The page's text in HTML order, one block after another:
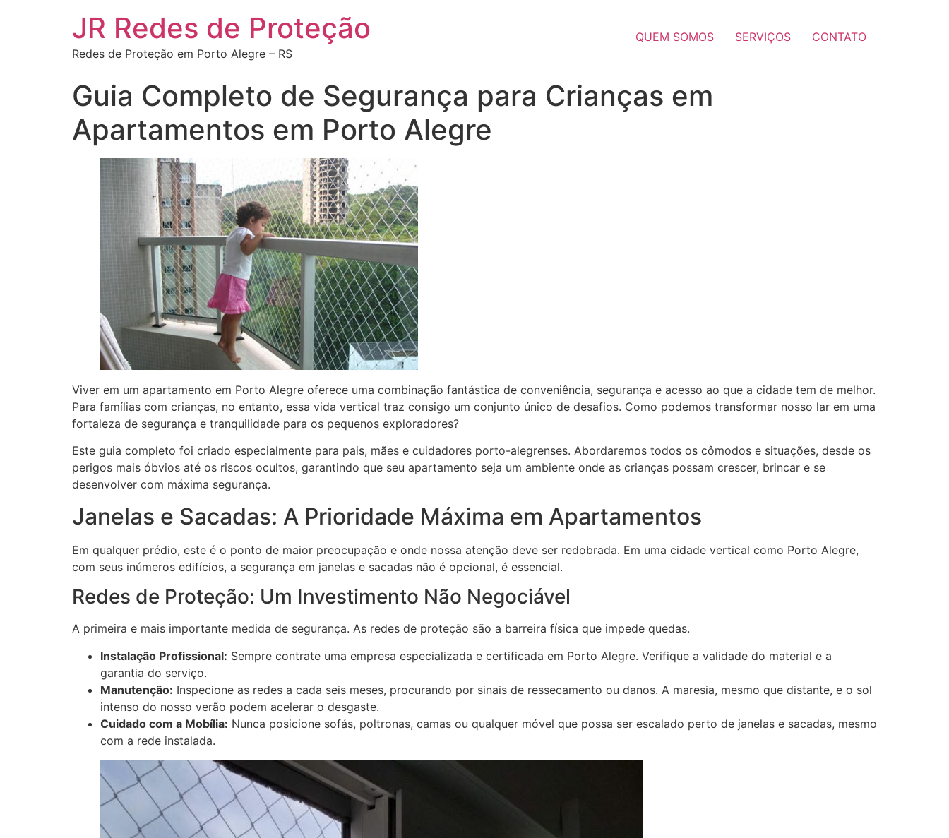
JR Redes de Proteção
Redes de Proteção em Porto Alegre – RS
QUEM SOMOS SERVIÇOS CONTATO
Guia Completo de Segurança para Crianças em
Apartamentos em Porto Alegre
Viver em um apartamento em Porto Alegre oferece uma combinação fantástica de conveniência, segurança e acesso ao que a cidade tem de melhor.
Para famílias com crianças, no entanto, essa vida vertical traz consigo um conjunto único de desafios. Como podemos transformar nosso lar em uma
fortaleza de segurança e tranquilidade para os pequenos exploradores?
Este guia completo foi criado especialmente para pais, mães e cuidadores porto-alegrenses. Abordaremos todos os cômodos e situações, desde os
perigos mais óbvios até os riscos ocultos, garantindo que seu apartamento seja um ambiente onde as crianças possam crescer, brincar e se
desenvolver com máxima segurança.
Janelas e Sacadas: A Prioridade Máxima em Apartamentos
Em qualquer prédio, este é o ponto de maior preocupação e onde nossa atenção deve ser redobrada. Em uma cidade vertical como Porto Alegre,
com seus inúmeros edifícios, a segurança em janelas e sacadas não é opcional, é essencial.
Redes de Proteção: Um Investimento Não Negociável
A primeira e mais importante medida de segurança. As redes de proteção são a barreira física que impede quedas.
Instalação Profissional: Sempre contrate uma empresa especializada e certificada em Porto Alegre. Verifique a validade do material e a
garantia do serviço.
Manutenção: Inspecione as redes a cada seis meses, procurando por sinais de ressecamento ou danos. A maresia, mesmo que distante, e o sol
intenso do nosso verão podem acelerar o desgaste.
Cuidado com a Mobília: Nunca posicione sofás, poltronas, camas ou qualquer móvel que possa ser escalado perto de janelas e sacadas, mesmo
com a rede instalada.